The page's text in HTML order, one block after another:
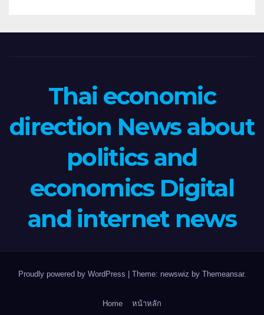
Thai economic
direction News about
politics and
economics Digital
and internet news
Proudly powered by WordPress Theme: newswiz by Themeansar.
Home หน้าหลัก